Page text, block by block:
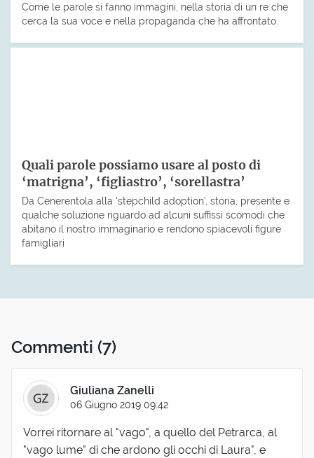
Come le parole si fanno immagini, nella storia di un re che
cerca la sua voce e nella propaganda che ha affrontato.
Quali parole possiamo usare al posto di
‘matrigna’, ‘figliastro’, ‘sorellastra’
Da Cenerentola alla ‘stepchild adoption’, storia, presente e
qualche soluzione riguardo ad alcuni suffissi scomodi che
abitano il nostro immaginario e rendono spiacevoli figure
famigliari
Commenti (7)
Giuliana Zanelli
06 Giugno 2019 09:42
Vorrei ritornare al "vago", a quello del Petrarca, al
"vago lume" di che ardono gli occhi di Laura", e